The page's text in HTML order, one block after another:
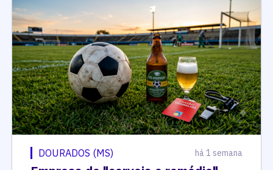
DOURADOS (MS) há 1 semana